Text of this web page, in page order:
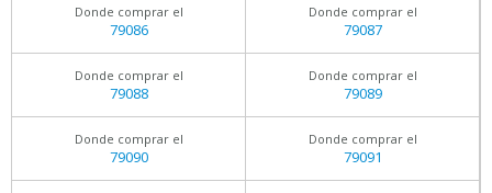
Donde comprar el
79086
Donde comprar el
79087
Donde comprar el
79088
Donde comprar el
79089
Donde comprar el
79090
Donde comprar el
79091